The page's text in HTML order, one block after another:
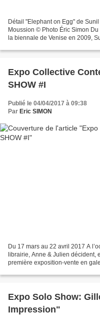
Détail "Elephant on Egg" de
Moussion © Photo Éric Simon
la biennale de Venise en 2009,
Expo Collective
SHOW #I
Publié le 04/04/2017 à 09:38
Par Eric SIMON
Du 17 mars au 22 avril 2017 A
librairie, Anne & Julien décident,
première exposition-vente en
Expo Solo Show:
Impression"